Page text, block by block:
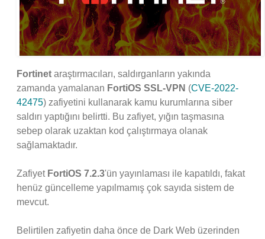
Fortinet araştırmacıları, saldırganların yakında
zamanda yamalanan FortiOS SSL-VPN (CVE-2022-
42475) zafiyetini kullanarak kamu kurumlarına siber
saldırı yaptığını belirtti. Bu zafiyet, yığın taşmasına
sebep olarak uzaktan kod çalıştırmaya olanak
sağlamaktadır.
Zafiyet FortiOS 7.2.3'ün yayınlaması ile kapatıldı, fakat
henüz güncelleme yapılmamış çok sayıda sistem de
mevcut.
Belirtilen zafiyetin daha önce de Dark Web üzerinden